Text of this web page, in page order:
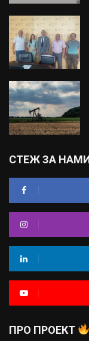
СТЕЖ ЗА
ПРО ПРОЕКТ